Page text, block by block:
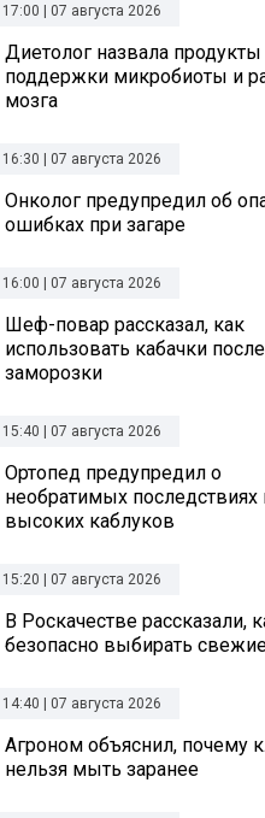
17:00 | 07 августа 2026
Диетолог назвала
поддержки микробиоты и
мозга
16:30 | 07 августа 2026
Онколог предупредил об
ошибках при загаре
16:00 | 07 августа 2026
Шеф-повар рассказал, как
использовать кабачки после
заморозки
15:40 | 07 августа 2026
Ортопед предупредил о
необратимых
высоких каблуков
15:20 | 07 августа 2026
В Роскачестве рассказали,
безопасно выбирать
14:40 | 07 августа 2026
Агроном объяснил, почему
нельзя мыть заранее